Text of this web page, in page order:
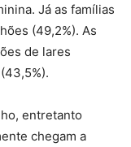
Já as famílias
(49,2%). As
de lares
entretanto
chegam a